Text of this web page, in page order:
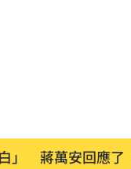
」 蔣萬安回應了